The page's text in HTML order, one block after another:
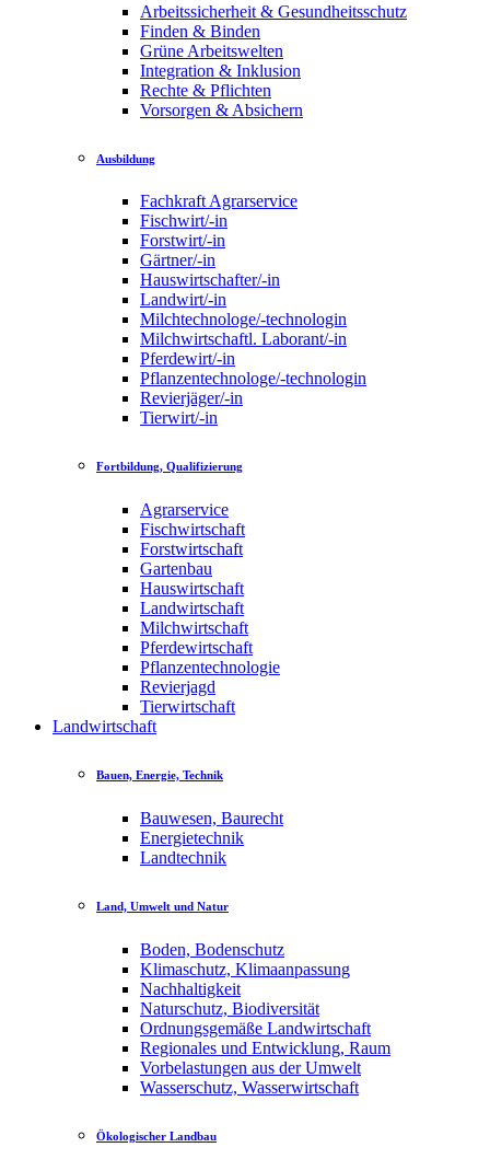
Arbeitssicherheit & Gesundheitsschutz
Finden & Binden
Grüne Arbeitswelten
Integration & Inklusion
Rechte & Pflichten
Vorsorgen & Absichern
Ausbildung
Fachkraft Agrarservice
Fischwirt/-in
Forstwirt/-in
Gärtner/-in
Hauswirtschafter/-in
Landwirt/-in
Milchtechnologe/-technologin
Milchwirtschaftl. Laborant/-in
Pferdewirt/-in
Pflanzentechnologe/-technologin
Revierjäger/-in
Tierwirt/-in
Fortbildung, Qualifizierung
Agrarservice
Fischwirtschaft
Forstwirtschaft
Gartenbau
Hauswirtschaft
Landwirtschaft
Milchwirtschaft
Pferdewirtschaft
Pflanzentechnologie
Revierjagd
Tierwirtschaft
Landwirtschaft
Bauen, Energie, Technik
Bauwesen, Baurecht
Energietechnik
Landtechnik
Land, Umwelt und Natur
Boden, Bodenschutz
Klimaschutz, Klimaanpassung
Nachhaltigkeit
Naturschutz, Biodiversität
Ordnungsgemäße Landwirtschaft
Regionales und Entwicklung, Raum
Vorbelastungen aus der Umwelt
Wasserschutz, Wasserwirtschaft
Ökologischer Landbau